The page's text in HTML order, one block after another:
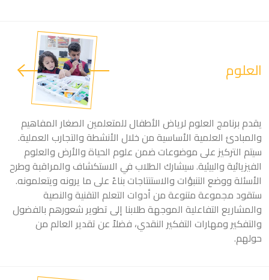
العلوم
يقدم برنامج العلوم لرياض الأطفال للمتعلمين الصغار المفاهيم
والمبادئ العلمية الأساسية من خلال الأنشطة والتجارب العملية.
سيتم التركيز على موضوعات ضمن علوم الحياة والأرض والعلوم
الفيزيائية والبيئية. سيشارك الطلاب في الاستكشاف والمراقبة وطرح
الأسئلة ووضع التنبؤات والاستنتاجات بناءً على ما يرونه ويتعلمونه.
ستقود مجموعة متنوعة من أدوات التعلم التقنية والنصية
والمشاريع التفاعلية الموجهة طلابنا إلى تطوير شعورهم بالفضول
والتفكير ومهارات التفكير النقدي، فضلاً عن تقدير العالم من
حولهم.